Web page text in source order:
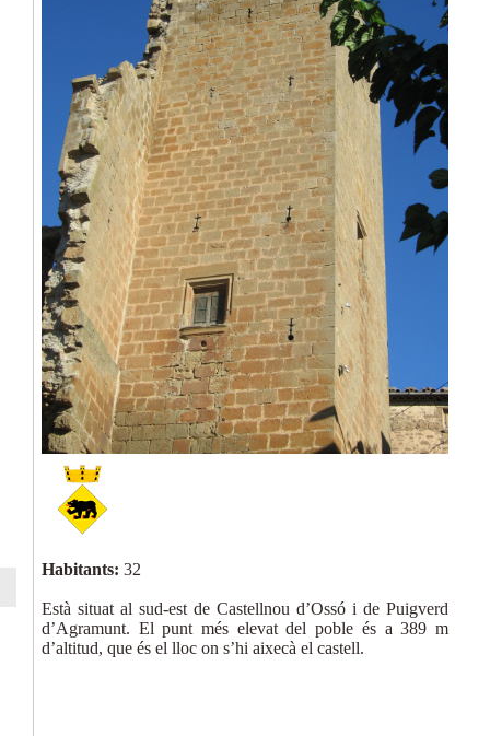
Habitants: 32
Està situat al sud-est de Castellnou d’Ossó i de Puigverd
d’Agramunt. El punt més elevat del poble és a 389 m
d’altitud, que és el lloc on s’hi aixecà el castell.